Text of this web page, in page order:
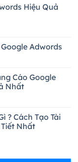
Hiệu Quả
Adwords
Cáo Google
Nhất
? Cách Tạo Tài
Nhất